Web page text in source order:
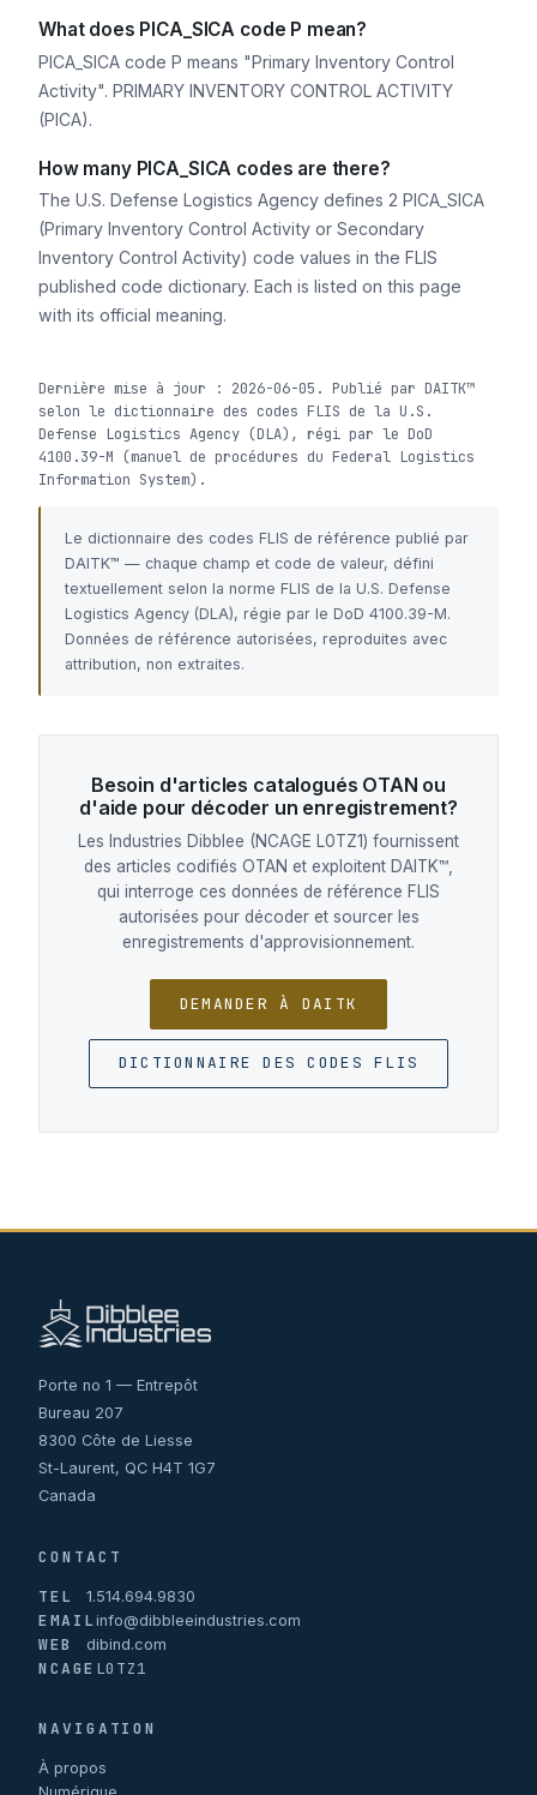
What does PICA_SICA code P mean?
PICA_SICA code P means "Primary Inventory Control
Activity". PRIMARY INVENTORY CONTROL ACTIVITY
(PICA).
How many PICA_SICA codes are there?
The U.S. Defense Logistics Agency defines 2 PICA_SICA
(Primary Inventory Control Activity or Secondary
Inventory Control Activity) code values in the FLIS
published code dictionary. Each is listed on this page
with its official meaning.
Dernière mise à jour : 2026-06-05. Publié par DAITK™
selon le dictionnaire des codes FLIS de la U.S.
Defense Logistics Agency (DLA), régi par le DoD
4100.39-M (manuel de procédures du Federal Logistics
Information System).
Le dictionnaire des codes FLIS de référence publié par
DAITK™ — chaque champ et code de valeur, défini
textuellement selon la norme FLIS de la U.S. Defense
Logistics Agency (DLA), régie par le DoD 4100.39-M.
Données de référence autorisées, reproduites avec
attribution, non extraites.
Besoin d'articles catalogués OTAN ou
d'aide pour décoder un enregistrement?
Les Industries Dibblee (NCAGE L0TZ1) fournissent
des articles codifiés OTAN et exploitent DAITK™,
qui interroge ces données de référence FLIS
autorisées pour décoder et sourcer les
enregistrements d'approvisionnement.
DEMANDER À DAITK
DICTIONNAIRE DES CODES FLIS
Porte no 1 — Entrepôt
Bureau 207
8300 Côte de Liesse
St-Laurent, QC H4T 1G7
Canada
CONTACT
TEL
1.514.694.9830
EMAILinfo@dibbleeindustries.com
WEB dibind.com
NCAGE L0TZ1
NAVIGATION
À propos